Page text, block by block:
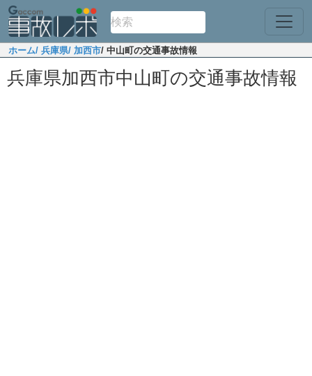
ホーム/ 兵庫県/ 加西市/ 中山町の交通事故情報
兵庫県加西市中山町の交通事故情報